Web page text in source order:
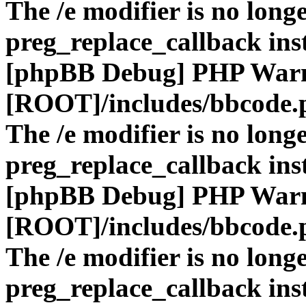
The /e modifier is no
preg_replace_callback
[phpBB Debug] PHP
[ROOT]/includes/
The /e modifier is no
preg_replace_callback
[phpBB Debug] PHP
[ROOT]/includes/
The /e modifier is no
preg_replace_callback